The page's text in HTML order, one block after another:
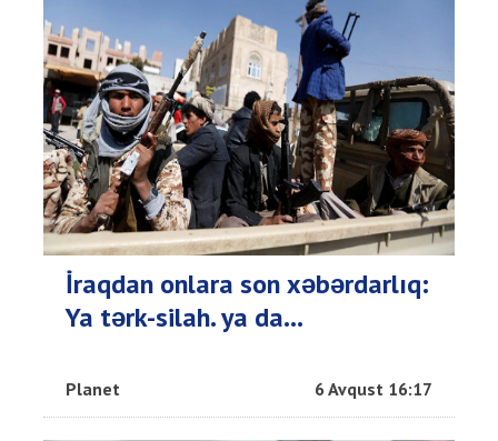
İraqdan onlara son xəbərdarlıq:
Ya tərk-silah. ya da…
Planet 6 Avqust 16:17